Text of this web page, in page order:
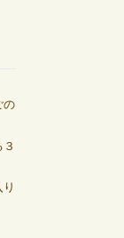
の